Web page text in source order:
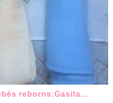
reborns:Gasita...